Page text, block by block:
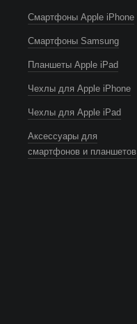
Смартфоны Apple iPhone
Смартфоны Samsung
Планшеты Apple iPad
Чехлы для Apple iPhone
Чехлы для Apple iPad
Аксессуары для
смартфонов и планшетов